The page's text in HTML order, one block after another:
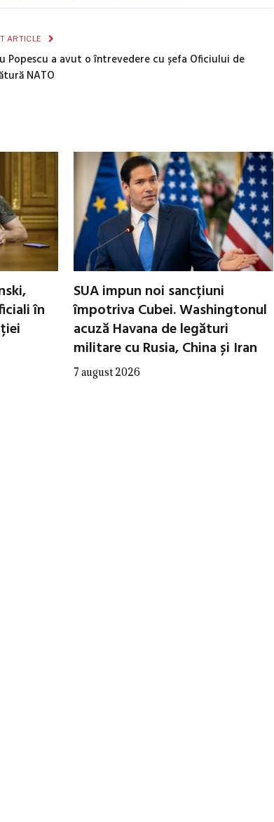
ARTICLE
Popescu a avut o întrevedere cu șefa Oficiului de
NATO
în
SUA impun noi sancțiuni
împotriva Cubei. Washingtonul
acuză Havana de legături
militare cu Rusia, China și Iran
7 august 2026